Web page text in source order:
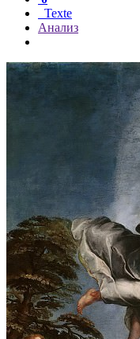
Texte
Анализ